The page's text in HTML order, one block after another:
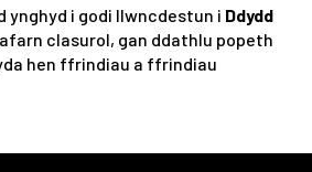
ynghyd i godi llwncdestun i Ddydd
clasurol, gan ddathlu popeth
hen ffrindiau a ffrindiau